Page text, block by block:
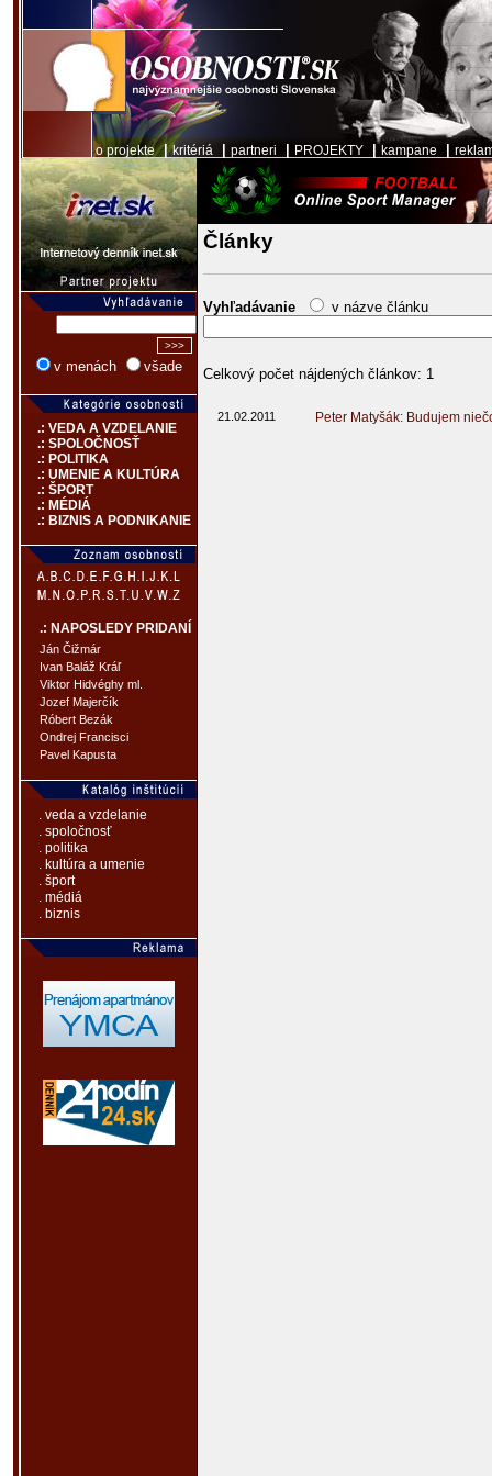
o projekte|kritériá partneri PROJEKTY kampane
v menách všade
.: VEDA A VZDELANIE
.: SPOLOČNOSŤ
.: POLITIKA
.: UMENIE A KULTÚRA
.: ŠPORT
.: MÉDIÁ
.: BIZNIS A PODNIKANIE
.: NAPOSLEDY PRIDANÍ
Ján Čižmár
Ivan Baláž Kráľ
Viktor Hidvéghy ml.
Jozef Majerčík
Róbert Bezák
Ondrej Francisci
Pavel Kapusta
. veda a vzdelanie
. spoločnosť
. politika
. kultúra a umenie
. šport
. médiá
. biznis
Články
Vyhľadávanie v názve článku
Celkový počet nájdených článkov: 1
21.02.2011 Peter Matyšák: Budujem